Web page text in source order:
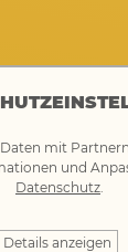
mit
und
Datenschutz.
Details anzeigen